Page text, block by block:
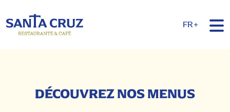
FR+
DÉCOUVREZ NOS MENUS